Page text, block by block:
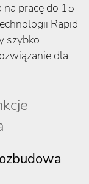
na pracę do 15
Rapid
szybko
dla